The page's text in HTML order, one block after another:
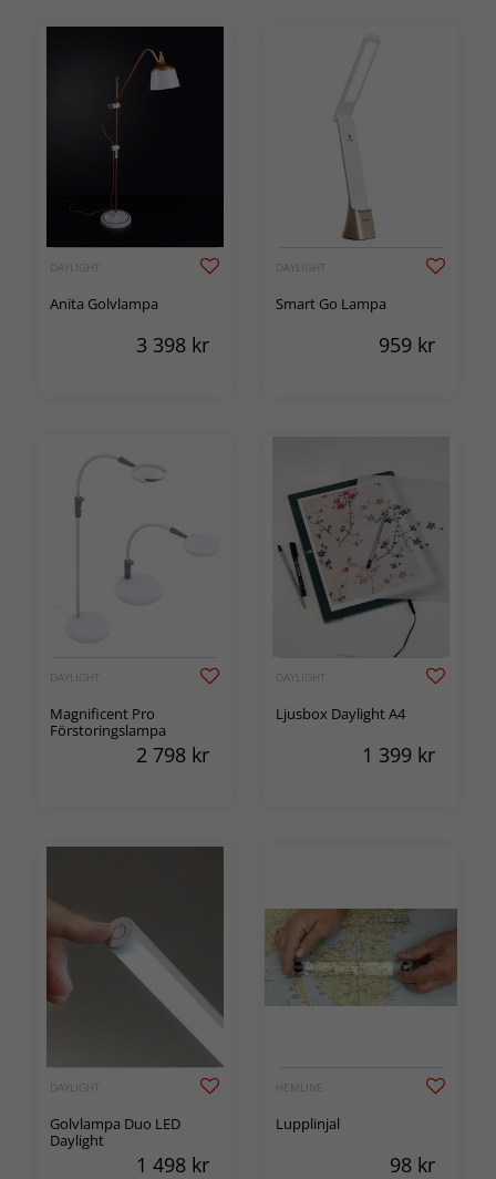
DAYLIGHT
Anita Golvlampa
3 398 kr
DAYLIGHT
Smart Go Lampa
959 kr
DAYLIGHT
Magnificent Pro
Förstoringslampa
2 798 kr
DAYLIGHT
Ljusbox Daylight A4
1 399 kr
DAYLIGHT
Golvlampa Duo LED
Daylight
1 498 kr
HEMLINE
Lupplinjal
98 kr